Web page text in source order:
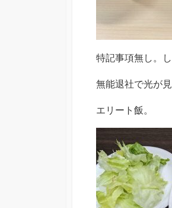
特記事項無し。
無能退社で光が見
エリート飯。